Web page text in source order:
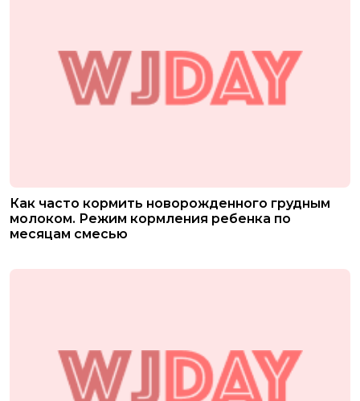
Как часто кормить новорожденного грудным
молоком. Режим кормления ребенка по
месяцам смесью